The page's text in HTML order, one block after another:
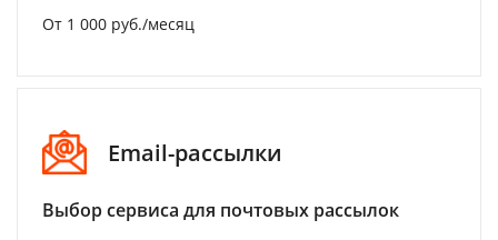
От 1 000 руб./месяц
Email-рассылки
Выбор сервиса для почтовых рассылок